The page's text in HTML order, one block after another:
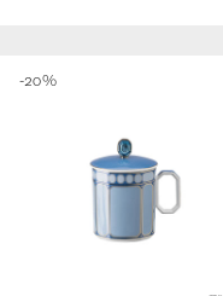
-20%